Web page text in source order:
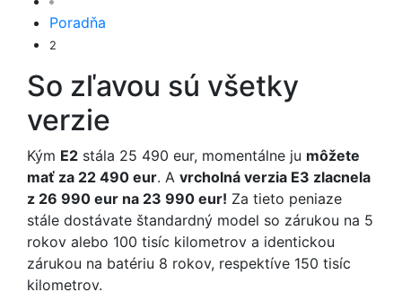
Poradňa
2
So zľavou sú všetky
verzie
Kým E2 stála 25 490 eur, momentálne ju môžete
mať za 22 490 eur. A vrcholná verzia E3 zlacnela
z 26 990 eur na 23 990 eur! Za tieto peniaze
stále dostávate štandardný model so zárukou na 5
rokov alebo 100 tisíc kilometrov a identickou
zárukou na batériu 8 rokov, respektíve 150 tisíc
kilometrov.